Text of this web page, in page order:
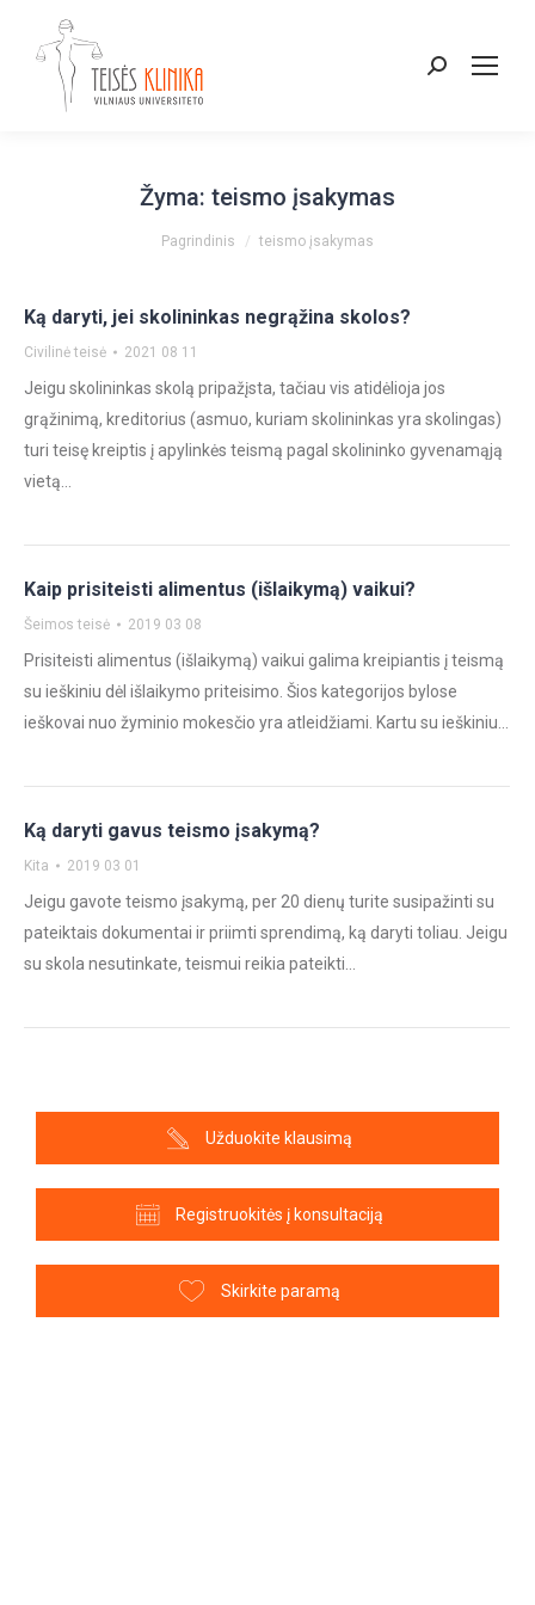
Paieška:
Žyma: teismo įsakymas
You are here:
Pagrindinis teismo įsakymas
Ką daryti, jei skolininkas negrąžina skolos?
Civilinė teisė 2021 08 11
Jeigu skolininkas skolą pripažįsta, tačiau vis atidėlioja jos
grąžinimą, kreditorius (asmuo, kuriam skolininkas yra skolingas)
turi teisę kreiptis į apylinkės teismą pagal skolininko gyvenamąją
vietą…
Kaip prisiteisti alimentus (išlaikymą) vaikui?
Šeimos teisė 2019 03 08
Prisiteisti alimentus (išlaikymą) vaikui galima kreipiantis į teismą
su ieškiniu dėl išlaikymo priteisimo. Šios kategorijos bylose
ieškovai nuo žyminio mokesčio yra atleidžiami. Kartu su ieškiniu…
Ką daryti gavus teismo įsakymą?
Kita 2019 03 01
Jeigu gavote teismo įsakymą, per 20 dienų turite susipažinti su
pateiktais dokumentai ir priimti sprendimą, ką daryti toliau. Jeigu
su skola nesutinkate, teismui reikia pateikti…
Užduokite klausimą
Registruokitės į konsultaciją
Skirkite paramą